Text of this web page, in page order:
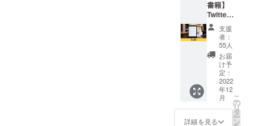
する場
合等、
掲載を
お断り
させて
いただ
く場合
があり
ます。
お断り
させて
ン実行
完了。
※有効期
限は
2023年
1月〜6
月の間
に20投
稿まで
です。
※公序良
定しご
連絡し
ます。
※食事代
が含ま
れま
す。 ※
ご安心
いただ
けるよ
う面会
時には
同伴者
なお、
支援時
に上乗
せ支援
が可能
です。
応援の
気持ち
の上乗
せ、大
歓迎で
す！
書籍】
Twitter
運用書
籍をお
届けし
ます お
礼の
メール
付き。
※メール
にてダ
ウン
ロード
支援
者：
55人
お届
け予
定：
2022
年12
月
詳細を見る
こ
の
リ
タ
ー
ン